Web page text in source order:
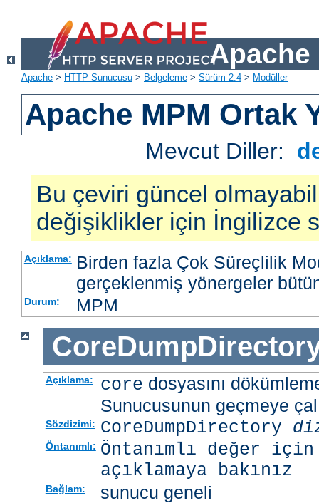
Apache
Apache > HTTP Sunucusu > Belgeleme > Sürüm 2.4 > Modüller
Apache MPM Ortak
Mevcut Diller:
Bu çeviri güncel
değişiklikler için İngilizce
Açıklama: Birden fazla Çok Süreçlilik
gerçeklenmiş yönergeler
Durum: MPM
Açıklama: core dosyasını
Sunucusunun geçmeye
Sözdizimi: CoreDumpDirectory
Öntanımlı: Öntanımlı değer
açıklamaya bakınız
Bağlam: sunucu geneli